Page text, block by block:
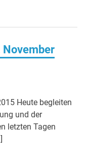
November
Heute begleiten
und der
letzten Tagen